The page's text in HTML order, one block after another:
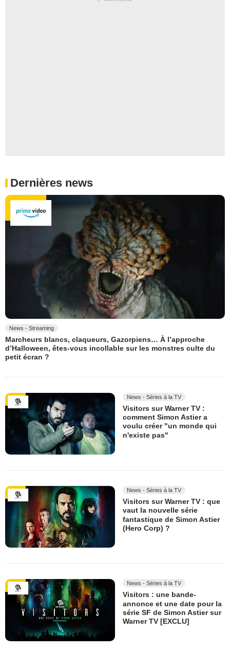
Dernières news
News - Streaming
Marcheurs blancs, claqueurs, Gazorpiens… À l’approche
d’Halloween, êtes-vous incollable sur les monstres culte du
petit écran ?
News - Séries à la TV
Visitors sur Warner TV :
comment Simon Astier a
voulu créer "un monde qui
n'existe pas"
News - Séries à la TV
Visitors sur Warner TV : que
vaut la nouvelle série
fantastique de Simon Astier
(Hero Corp) ?
News - Séries à la TV
Visitors : une bande-
annonce et une date pour la
série SF de Simon Astier sur
Warner TV [EXCLU]